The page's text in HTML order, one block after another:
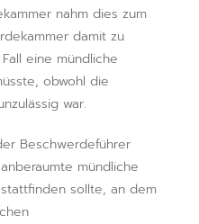
nahm dies zum
damit zu
eine mündliche
obwohl die
war.
Beschwerdeführer
mündliche
sollte, an dem